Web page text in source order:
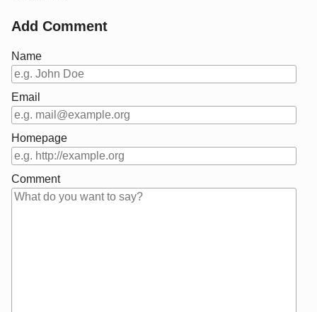
Add Comment
Name
Email
Homepage
Comment